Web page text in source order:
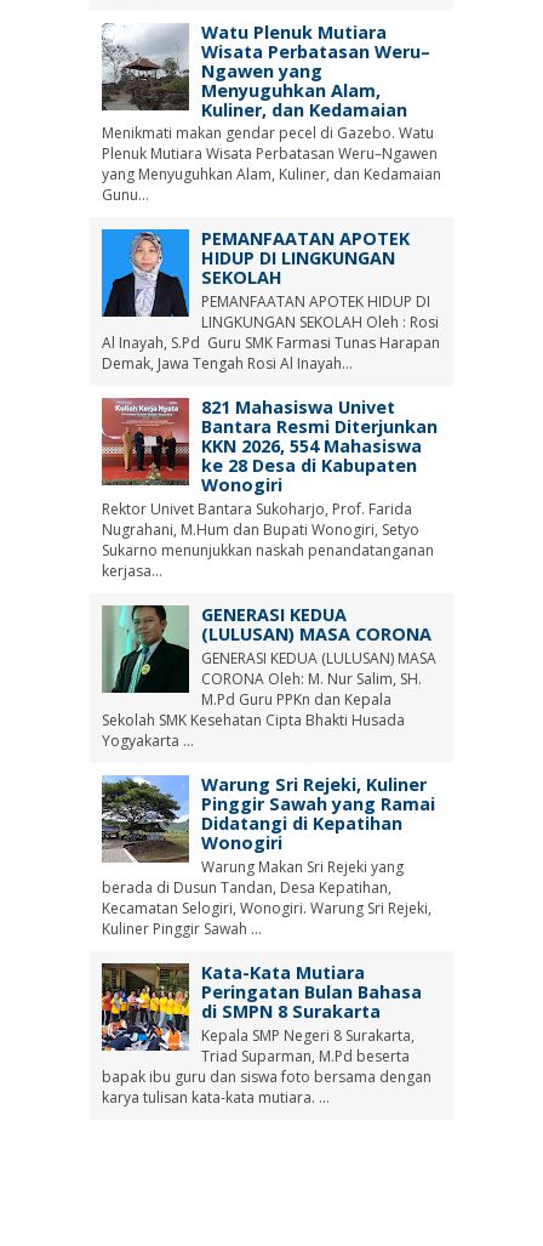
Watu Plenuk Mutiara
Wisata Perbatasan Weru–
Ngawen yang
Menyuguhkan Alam,
Kuliner, dan Kedamaian
Menikmati makan gendar pecel di Gazebo. Watu
Plenuk Mutiara Wisata Perbatasan Weru–Ngawen
yang Menyuguhkan Alam, Kuliner, dan Kedamaian
Gunu...
PEMANFAATAN APOTEK
HIDUP DI LINGKUNGAN
SEKOLAH
PEMANFAATAN APOTEK HIDUP DI
LINGKUNGAN SEKOLAH Oleh : Rosi
Al Inayah, S.Pd Guru SMK Farmasi Tunas Harapan
Demak, Jawa Tengah Rosi Al Inayah...
821 Mahasiswa Univet
Bantara Resmi Diterjunkan
KKN 2026, 554 Mahasiswa
ke 28 Desa di Kabupaten
Wonogiri
Rektor Univet Bantara Sukoharjo, Prof. Farida
Nugrahani, M.Hum dan Bupati Wonogiri, Setyo
Sukarno menunjukkan naskah penandatanganan
kerjasa...
GENERASI KEDUA
(LULUSAN) MASA CORONA
GENERASI KEDUA (LULUSAN) MASA
CORONA Oleh: M. Nur Salim, SH.
M.Pd Guru PPKn dan Kepala
Sekolah SMK Kesehatan Cipta Bhakti Husada
Yogyakarta ...
Warung Sri Rejeki, Kuliner
Pinggir Sawah yang Ramai
Didatangi di Kepatihan
Wonogiri
Warung Makan Sri Rejeki yang
berada di Dusun Tandan, Desa Kepatihan,
Kecamatan Selogiri, Wonogiri. Warung Sri Rejeki,
Kuliner Pinggir Sawah ...
Kata-Kata Mutiara
Peringatan Bulan Bahasa
di SMPN 8 Surakarta
Kepala SMP Negeri 8 Surakarta,
Triad Suparman, M.Pd beserta
bapak ibu guru dan siswa foto bersama dengan
karya tulisan kata-kata mutiara. ...